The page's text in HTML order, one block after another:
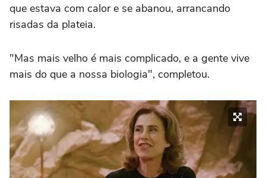
que estava com calor e se abanou, arrancando
risadas da plateia.
"Mas mais velho é mais complicado, e a gente vive
mais do que a nossa biologia", completou.